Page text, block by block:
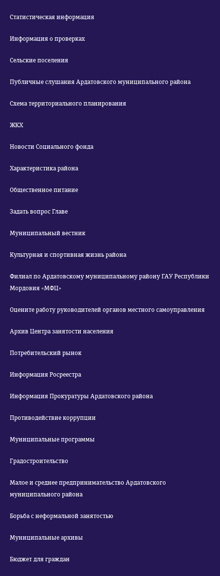
Статистическая информация
Информация о проверках
Сельские поселения
Публичные слушания Ардатовского муниципального района
Схема территориального планирования
ЖКХ
Новости Социального фонда
Характеристика района
Общественное питание
Задать вопрос Главе
Муниципальный вестник
Культурная и спортивная жизнь района
Филиал по Ардатовскому муниципальному району ГАУ Республики
Мордовия «МФЦ»
Оцените работу руководителей органов местного самоуправления
Архив Центра занятости населения
Потребительский рынок
Информация Росреестра
Информация Прокуратуры Ардатовского района
Противодействие коррупции
Муниципальные программы
Градостроительство
Малое и среднее предпринимательство Ардатовского
муниципального района
Борьба с неформальной занятостью
Муниципальные архивы
Бюджет для граждан